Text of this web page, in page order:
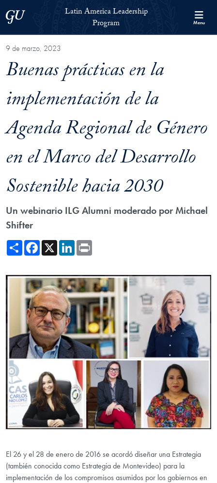
Skip to Latin America Leadership Program Full Site Menu
Georgetown UniversityLatin America Leadership
Program
Menu
9 de marzo, 2023
Buenas prácticas en la
implementación de la
Agenda Regional de Género
en el Marco del Desarrollo
Sostenible hacia 2030
Un webinario ILG Alumni moderado por Michael
Shifter
ShareFacebook
X LinkedIn
El 26 y el 28 de enero de 2016 se acordó diseñar una Estrategia
(también conocida como Estrategia de Montevideo) para la
implementación de los compromisos asumidos por los gobiernos en